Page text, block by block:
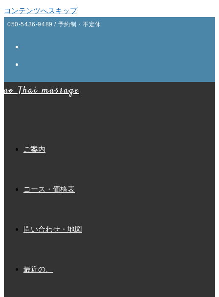
コンテンツへスキップ
050-5436-9489 / 予約制・不定休
ao Thai massage
ご案内
コース・価格表
問い合わせ・地図
最近の、